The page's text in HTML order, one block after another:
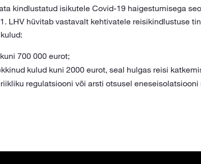
kindlustatud isikutele Covid-19 haigestumisega
LHV hüvitab vastavalt kehtivatele reisikindlustuse
700 000 eurot;
kulud kuni 2000 eurot, seal hulgas reisi
regulatsiooni või arsti otsusel eneseisolatsiooni